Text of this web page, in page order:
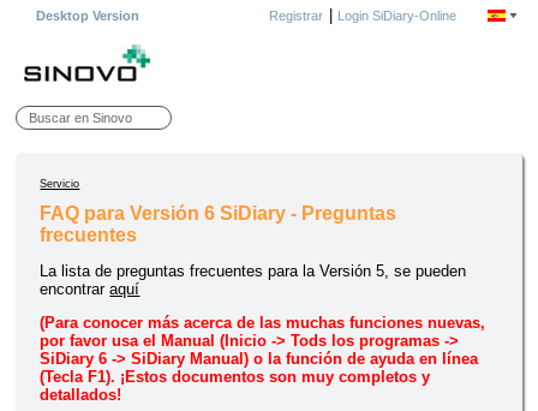
Desktop Version Registrar| Login SiDiary-Online
Servicio
FAQ para Versión 6 SiDiary - Preguntas
frecuentes
La lista de preguntas frecuentes para la Versión 5, se pueden
encontraraquí
(Para conocer más acerca de las muchas funciones nuevas,
por favor usa el Manual (Inicio -> Tods los programas ->
SiDiary 6 -> SiDiary Manual) o la función de ayuda en línea
(Tecla F1). ¡Estos documentos son muy completos y
detallados!